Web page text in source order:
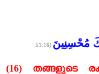
مُحْسِنِينَ (51:16
(16) തങ്ങളുടെ